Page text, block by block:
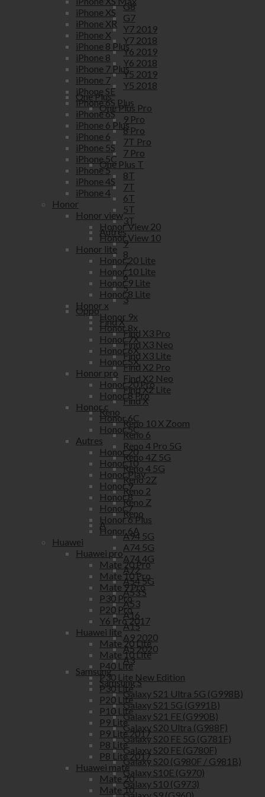
G8
G7
Y7 2019
Y7 2018
Y6 2019
Y6 2018
Y5 2019
Y5 2018
One Plus
One Plus Pro
9 Pro
8 Pro
7T Pro
7 Pro
One Plus T
8T
7T
6T
5T
3T
Autres
9
8
7
6
5
3
Oppo
Find X
Find X3 Pro
Find X3 Neo
Find X3 Lite
Find X2 Pro
Find X2 Neo
Find X2 Lite
Find X
Reno
Reno 10 X Zoom
Reno 6
Reno 4 Pro 5G
Reno 4Z 5G
Reno 4 5G
Reno 2Z
Reno 2
Reno Z
Reno
A
A94 5G
A74 5G
A74 4G
A72
A54 5G
A53 S
A53
A16
A15
A9 2020
A5 2020
A3
Samsung
Samsung S
Galaxy S21 Ultra 5G (G998B)
Galaxy S21 5G (G991B)
Galaxy S21 FE (G990B)
Galaxy S20 Ultra (G988F)
Galaxy S20 FE 5G (G781F)
Galaxy S20 FE (G780F)
Galaxy S20 (G980F / G981B)
Galaxy S10E (G970)
Galaxy S10 (G973)
iPhone XS
iPhone XR
iPhone X
iPhone 8 Plus
iPhone 8
iPhone 7 Plus
iPhone 7
iPhone SE
iPhone 6S Plus
iPhone 6S
iPhone 6 Plus
iPhone 6
iPhone 5S
iPhone 5C
iPhone 5
iPhone 4S
iPhone 4
Honor
Honor view
Honor View 20
Honor View 10
Honor lite
Honor 20 Lite
Honor 10 Lite
Honor 9 Lite
Honor 8 Lite
Honor x
Honor 9x
Honor 8x
Honor 7X
Honor 6X
Honor 5X
Honor pro
Honor 20 Pro
Honor 8 Pro
Honor c
Honor 6C
Honor 5C
Autres
Honor 20
Honor 10
Honor Play
Honor 9
Honor 8
Honor 7
Honor 6 Plus
Honor 6A
Huawei
Huawei pro
Mate 20 Pro
Mate 10 Pro
Mate 9 Pro
P30 Pro
P20 Pro
Y6 Pro 2017
Huawei lite
Mate 20 Lite
Mate 10 Lite
P40 Lite
P30 Lite New Edition
P30 Lite
P20 Lite
P10 Lite
P9 Lite
P9 Lite 2017
P8 Lite
P8 Lite 2017
Huawei mate
Mate 20
Mate 10